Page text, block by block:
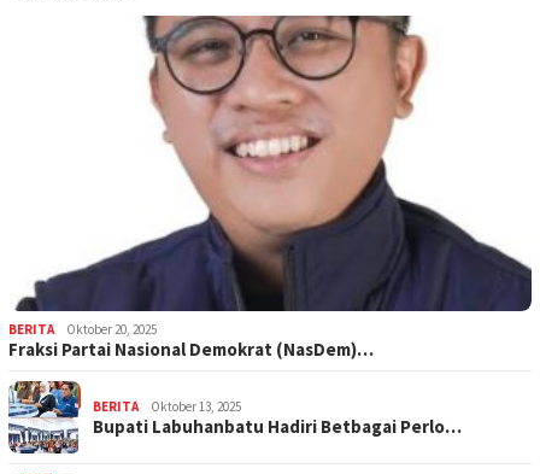
BERITA Oktober 20, 2025
Fraksi Partai Nasional Demokrat (NasDem)…
BERITA Oktober 13, 2025
Bupati Labuhanbatu Hadiri Betbagai Perlo…